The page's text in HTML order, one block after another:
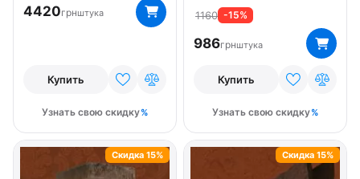
4420грнштука
Купить
Узнать свою скидку
1160 -15%
986грнштука
Купить
Узнать свою скидку
Скидка 15% Скидка 15%